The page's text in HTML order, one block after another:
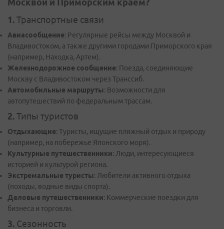
Москвой и Приморским краем?
1. Транспортные связи
Авиасообщение: Регулярные рейсы между Москвой и
Владивостоком, а также другими городами Приморского края
(например, Находка, Артем).
Железнодорожное сообщение: Поезда, соединяющие
Москву с Владивостоком через Транссиб.
Автомобильные маршруты: Возможности для
автопутешествий по федеральным трассам.
2. Типы туристов
Отдыхающие: Туристы, ищущие пляжный отдых и природу
(например, на побережье Японского моря).
Культурные путешественники: Люди, интересующиеся
историей и культурой региона.
Экстремальные туристы: Любители активного отдыха
(походы, водные виды спорта).
Деловые путешественники: Коммерческие поездки для
бизнеса и торговли.
3. Сезонность